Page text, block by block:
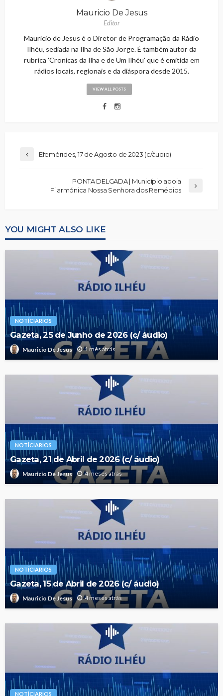
Mauricio De Jesus
Editor
Maurício de Jesus é o Diretor de Programação da Rádio
Ilhéu, sediada na Ilha de São Jorge. É também autor da
rubrica 'Cronicas da Ilha e de Um Ilhéu' que é emitida em
rádios locais, regionais e da diáspora desde 2015.
VIEW ALL POSTS
Efemérides, 17 de Agosto de 2023 (c/áudio)
PONTA DELGADA | Município apoia
Filarmónica Nossa Senhora dos Remédios
YOU MIGHT ALSO LIKE
NOTÍCIARIOS
Gazeta, 25 de Junho de 2026 (c/ áudio)
Mauricio De Jesus 1 mês atrás
NOTÍCIARIOS
Gazeta, 21 de Abril de 2026 (c/ áudio)
Mauricio De Jesus 4 meses atrás
NOTÍCIARIOS
Gazeta, 15 de Abril de 2026 (c/ áudio)
Mauricio De Jesus 4 meses atrás
NOTÍCIARIOS